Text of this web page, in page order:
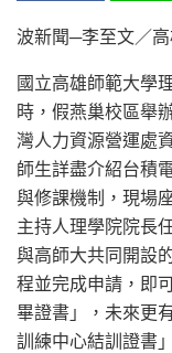
波新聞─李至文／高
國立高雄師範大學
時，假燕巢校區舉
灣人力資源營運處
師生詳盡介紹台積
與修課機制，現場
主持人理學院院長
與高師大共同開設
程並完成申請，即
畢證書」，未來更
訓練中心結訓證書